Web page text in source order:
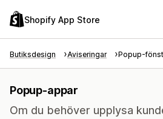
Shopify App Store
Butiksdesign Aviseringar Popup-
Popup-appar
Om du behöver upplysa